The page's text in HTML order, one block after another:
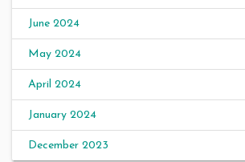
June 2024
May 2024
April 2024
January 2024
December 2023